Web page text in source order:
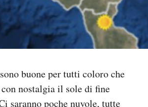
buone per tutti coloro che
nostalgia il sole di fine
saranno poche nuvole, tutte